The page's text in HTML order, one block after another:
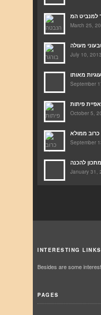
March 25,
מעולה
July 10,
September
אפיית פיתות
October 5,
כרוב ממולא
September
January 31,
INTERESTING LINKS
Besides are some
PAGES